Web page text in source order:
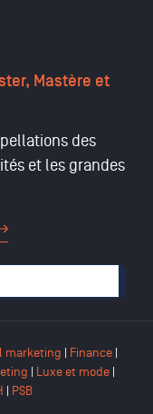
Mastère et
des
et les grandes
marketing | Finance |
| Luxe et mode|
| PSB